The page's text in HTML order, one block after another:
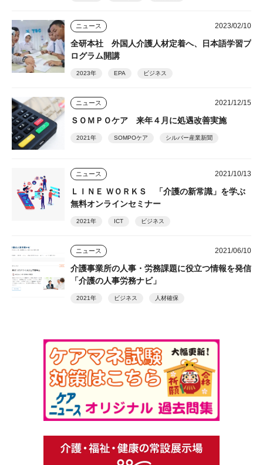
ニュース 2023/02/10
全研本社 外国人介護人材定着へ、日本語学習プ
ログラム開講
2023年 EPA ビジネス
ニュース 2021/12/15
ＳＯＭＰＯケア 来年４月に処遇改善実施
2021年 SOMPOケア シルバー産業新聞
ニュース 2021/10/13
ＬＩＮＥ ＷＯＲＫＳ 「介護の新常識」を学ぶ
無料オンラインセミナー
2021年 ICT ビジネス
ニュース 2021/06/10
介護事業所の人事・労務課題に役立つ情報を発信
「介護の人事労務ナビ」
2021年 ビジネス 人材確保